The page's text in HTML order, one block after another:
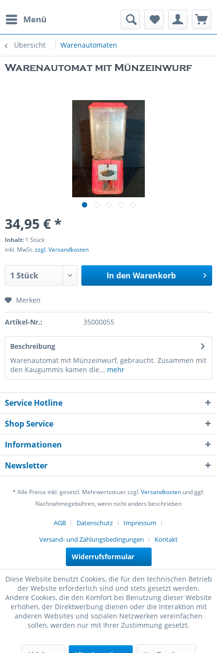
Menü
Übersicht Warenautomaten
Spielautomaten
Warenautomat mit Münzeinwurf
34,95 € *
Inhalt: 1 Stück
inkl. MwSt.zzgl. Versandkosten
In den Warenkorb
Merken
Artikel-Nr.: 35000055
Beschreibung
Warenautomat mit Münzeinwurf, gebraucht. Zusammen mit
den Kaugummis kamen die... mehr
Service Hotline
Shop Service
Informationen
Newsletter
* Alle Preise inkl. gesetzl. Mehrwertsteuer zzgl.Versandkosten und ggf.
Nachnahmegebühren, wenn nicht anders beschrieben
AGB Datenschutz
Impressum
Versand- und Zahlungsbedingungen
Kontakt
Widerrufsformular
Diese Website benutzt Cookies, die für den technischen Betrieb
der Website erforderlich sind und stets gesetzt werden.
Andere Cookies, die den Komfort bei Benutzung dieser Website
erhöhen, der Direktwerbung dienen oder die Interaktion mit
anderen Websites und sozialen Netzwerken vereinfachen
sollen, werden nur mit Ihrer Zustimmung gesetzt.